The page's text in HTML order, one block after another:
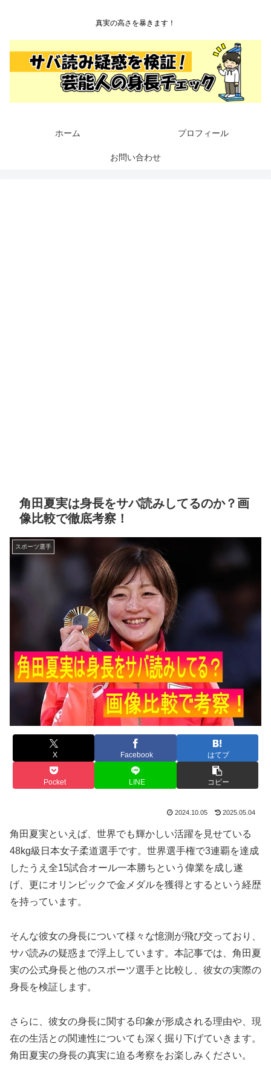
真実の高さを暴きます！
ホーム プロフィール
お問い合わせ
角田夏実は身長をサバ読みしてるのか？画
像比較で徹底考察！
スポーツ選手
X Facebook はてブ
Pocket LINE コピー
2024.10.05 2025.05.04
角田夏実といえば、世界でも輝かしい活躍を見せている
48kg級日本女子柔道選手です。世界選手権で3連覇を達成
したうえ全15試合オール一本勝ちという偉業を成し遂
げ、更にオリンピックで金メダルを獲得とするという経歴
を持っています。
そんな彼女の身長について様々な憶測が飛び交っており、
サバ読みの疑惑まで浮上しています。本記事では、角田夏
実の公式身長と他のスポーツ選手と比較し、彼女の実際の
身長を検証します。
さらに、彼女の身長に関する印象が形成される理由や、現
在の生活との関連性についても深く掘り下げていきます。
角田夏実の身長の真実に迫る考察をお楽しみください。